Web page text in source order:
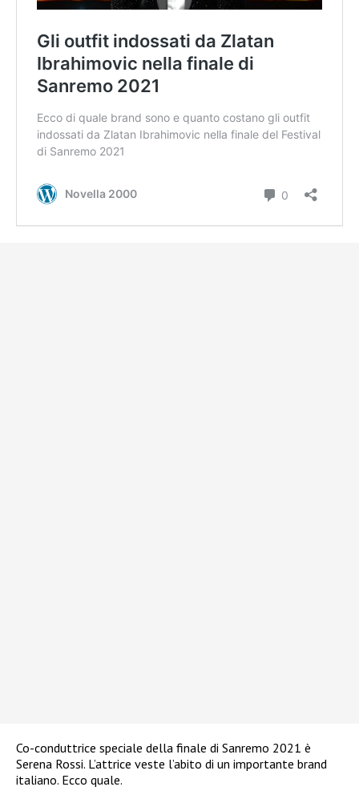
Co-conduttrice speciale della finale di Sanremo 2021 è
Serena Rossi. L’attrice veste l’abito di un importante brand
italiano. Ecco quale.